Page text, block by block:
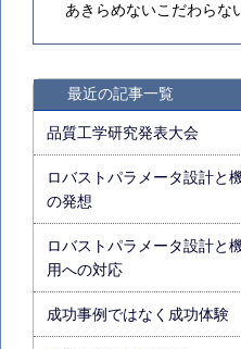
あきらめないこだわらな
最近の記事一覧
品質工学研究発表大会
ロバストパラメータ設計
の発想
ロバストパラメータ設計
用への対応
成功事例ではなく成功体験